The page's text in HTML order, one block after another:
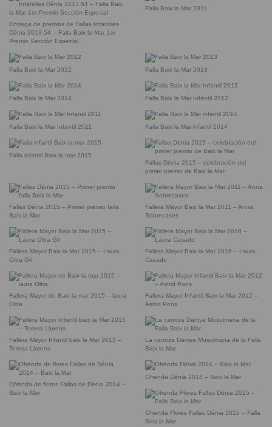
Entrega de premios de Fallas Infantiles
Dénia 2013 54 – Falla Baix la Mar 1er
Premio Sección Especial
Falla Baix la Mar 2011
Falla Baix la Mar 2012 Falla Baix la Mar 2013
Falla Baix la Mar 2014 Falla Baix la Mar Infantil 2012
Falla Baix la Mar Infantil 2011 Falla Baix la Mar infantil 2014
Falla infantil Baix la mar 2015
Fallas Dénia 2015 – celebración del
primer premio de Baix la Mar
Fallas Dénia 2015 – Primer premio falla
Baix la Mar
Fallera Mayor Baix la Mar 2011 – Anna
Sobrecases
Fallera Mayor Baix la Mar 2015 – Laura
Oltra Gil
Fallera Mayor Baix la Mar 2016 – Laura
Casado
Fallera Mayor de Baix la mar 2015 – laura
Oltra
Fallera Mayor Infantil Baix la Mar 2012 –
Astrid Pons
Fallera Mayor Infantil baix la Mar 2013 –
Teresa Llorens
La carroza Daniya Musulmana de la Falla
Baix la Mar
Ofrenda de flores Fallas de Dénia 2014 –
Baix la Mar
Ofrenda Dénia 2014 – Baix la Mar
Ofrenda Flores Fallas Dénia 2015 – Falla
Baix la Mar